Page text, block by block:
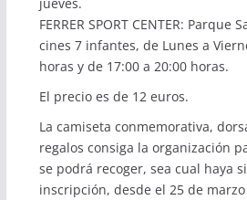
FERRER SPORT CENTER:
cines 7 infantes, de Lunes a
horas y de 17:00 a 20:00 horas.
El precio es de 12 euros.
La camiseta conmemorativa,
regalos consiga la organización
se podrá recoger, sea cual haya
inscripción, desde el 25 de